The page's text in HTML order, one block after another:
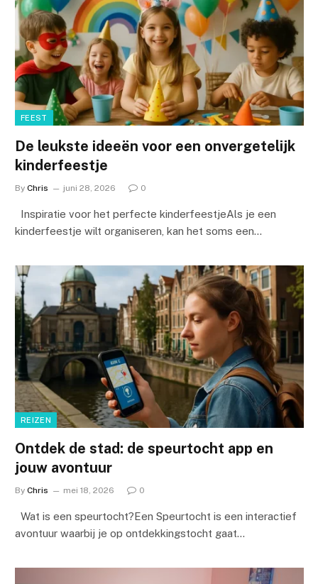
FEEST
De leukste ideeën voor een onvergetelijk
kinderfeestje
By Chris juni 28, 2026 0
Inspiratie voor het perfecte kinderfeestjeAls je een
kinderfeestje wilt organiseren, kan het soms een…
REIZEN
Ontdek de stad: de speurtocht app en
jouw avontuur
By Chris mei 18, 2026 0
Wat is een speurtocht?Een Speurtocht is een interactief
avontuur waarbij je op ontdekkingstocht gaat…